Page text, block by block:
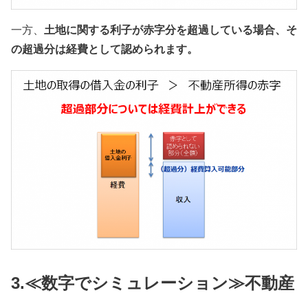
一方、 土地に関する利子が赤字分を超過している場合、そ
の超過分は経費として認められます。
3.≪数字でシミュレーション≫不動産